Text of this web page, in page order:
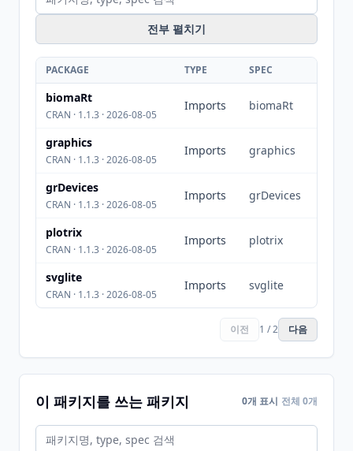
전부 펼치기
PACKAGE TYPE SPEC
biomaRt
CRAN · 1.1.3 · 2026-08-05
Imports biomaRt
graphics
CRAN · 1.1.3 · 2026-08-05
Imports graphics
grDevices
CRAN · 1.1.3 · 2026-08-05
Imports grDevices
plotrix
CRAN · 1.1.3 · 2026-08-05
Imports plotrix
svglite
CRAN · 1.1.3 · 2026-08-05
Imports svglite
이전 1 / 2 다음
이 패키지를 쓰는 패키지 0개 표시 전체 0개